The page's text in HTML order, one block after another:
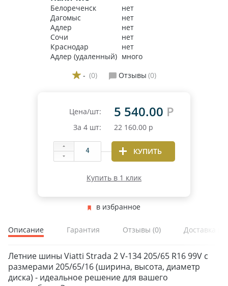
Белореченск
нет
Дагомыс
нет
Адлер
нет
Сочи
нет
Краснодар
нет
Адлер (удаленный) много
- (0) Отзывы (0)
Цена/шт: 5 540.00 Р
За 4 шт: 22 160.00 р
КУПИТЬ
Купить в 1 клик
в избранное
Описание Гарантия Отзывы (0) Доставка и
Летние шины Viatti Strada 2 V-134 205/65 R16 99V с
размерами 205/65/16 (ширина, высота, диаметр
диска) - идеальное решение для вашего